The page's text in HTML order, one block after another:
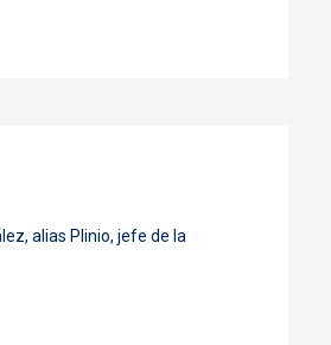
, alias Plinio, jefe de la